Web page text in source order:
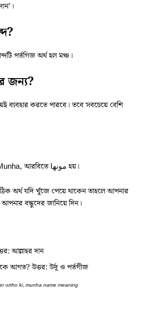
পর্তগিজ অর্থ হল মঞ্চ।
জন্য?
ব্যবহার করতে পারবে। তবে সবচেয়ে বেশি
মুনহা নামের ইংরেজি বানান Munha, আরবিতে مونها হয়।
অর্থ যদি খুঁজে পেয়ে থাকেন তাহলে আপনার
বন্ধুদের জানিয়ে দিন।
আল্লাহর দান
আগত? উত্তর: উর্দূ ও পর্তগীজ
ortho ki, munha name meaning